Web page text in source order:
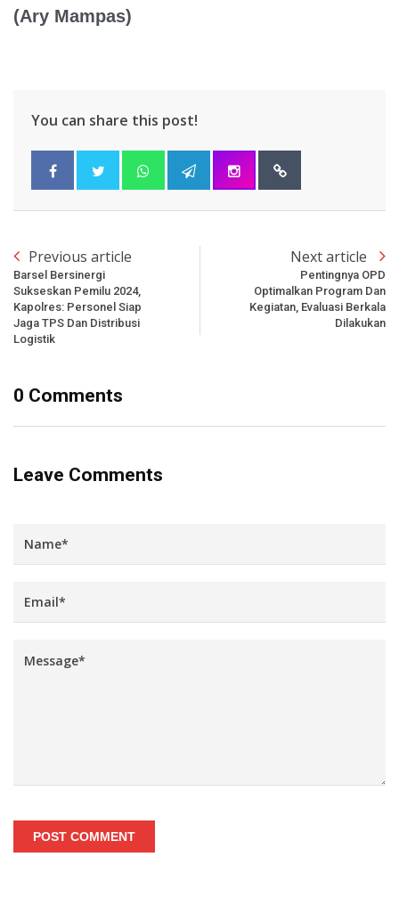
(Ary Mampas)
You can share this post!
Previous article
Barsel Bersinergi
Sukseskan Pemilu 2024,
Kapolres: Personel Siap
Jaga TPS Dan Distribusi
Logistik
Next article
Pentingnya OPD
Optimalkan Program Dan
Kegiatan, Evaluasi Berkala
Dilakukan
0 Comments
Leave Comments
POST COMMENT